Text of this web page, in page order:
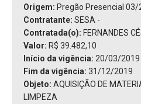
Origem: Pregão Presencial 03/
Contratante: SESA -
Contratada(o): FERNANDES
Valor: R$ 39.482,10
Início da vigência: 20/03/2019
Fim da vigência: 31/12/2019
Objeto: AQUISIÇÃO DE
LIMPEZA